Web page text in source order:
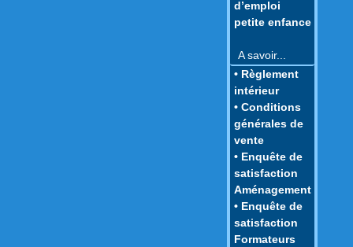
d’emploi
petite enfance
A savoir...
• Règlement
intérieur
• Conditions
générales de
vente
• Enquête de
satisfaction
Aménagement
• Enquête de
satisfaction
Formateurs